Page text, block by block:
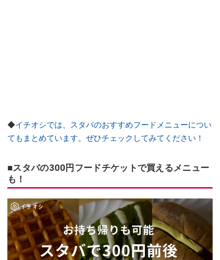
◆イチオシでは、スタバのおすすめフードメニューについ
てもまとめています。ぜひチェックしてみてください！
■スタバの300円フードチケットで買えるメニュー
も！